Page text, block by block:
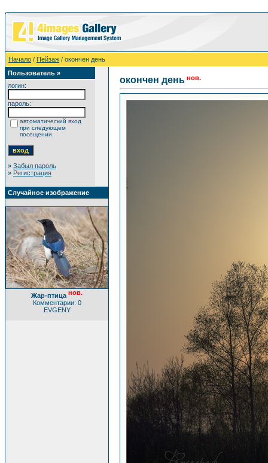
Начало / Пейзаж / окончен день
Пользователь »
логин:
пароль:
автоматический вход
при следующем
посещении.
» Забыл пароль
» Регистрация
Случайное изображение
Жар-птица нов.
Комментарии: 0
EVGENY
окончен день нов.